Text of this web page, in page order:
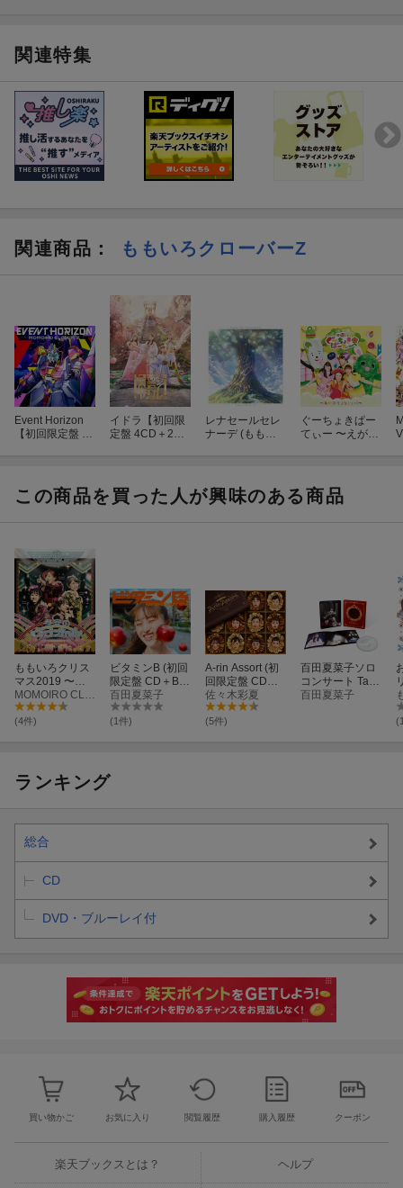
関連特集
関連商品 ： ももいろクローバーZ
Event Horizon
【初回限定盤 C
イドラ【初回限
定盤 4CD＋2Blu
レナセールセレ
ナーデ (ももク
ぐーちょきぱー
てぃー 〜えがお
この商品を買った人が興味のある商品
ももいろクリス
マス2019 〜冬
空のミラーボー
ル〜 LIVE 【Blu-
ray】
MOMOIRO CLOVER Z
(4件)
ビタミンB (初回
限定盤 CD＋Blu
-ray)
百田夏菜子
(1件)
A-rin Assort (初
回限定盤 CD＋B
lu-ray)
佐々木彩夏
(5件)
百田夏菜子ソロ
コンサート Talk
With Me 〜シン
百田夏菜子
ランキング
総合
CD
DVD・ブルーレイ付
買い物かご お気に入り 閲覧履歴 購入履歴 クーポン
楽天ブックスとは？ ヘルプ